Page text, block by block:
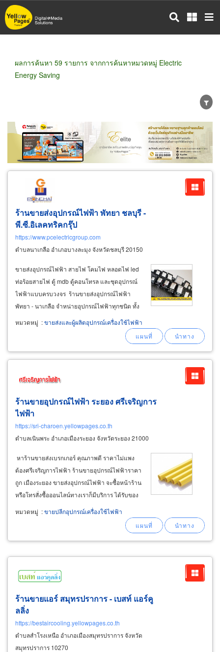
ข้าม
ไป
ผลการค้นหา 59 รายการ จากการค้นหาหมวดหมู่ Electric
Energy Saving
ขายส่ง ขายปลีก ผู้ผลิต
ตัวแทนจัดจำหน่าย
ผู้ส่งออก/นำเข้า
ธุรกิจบริการ
ร้านขายส่งอุปกรณ์ไฟฟ้า พัทยา ชลบุรี -
พี.ซี.อิเลคทริคกรุ๊ป
https://www.pcelectricgroup.com
ตำบลนาเกลือ อำเภอบางละมุง จังหวัดชลบุรี 20150
ขายส่งอุปกรณ์ไฟฟ้า สายไฟ โคมไฟ หลอดไฟ led
ท่อร้อยสายไฟ ตู้ mdb ตู้คอนโทรล และชุดอุปกรณ์
ไฟฟ้าแบบครบวงจร ร้านขายส่งอุปกรณ์ไฟฟ้า
พัทยา - นาเกลือ จำหน่ายอุปกรณ์ไฟฟ้าทุกชนิด ทั้ง
ปลีก - ส่ง ขายเครื่องมือช่างพร้อมอุปกรณ์ตัด
ไฟ รวมถึงหลอดไฟ led เพิ่มแสงสว่าง พร้อมกับราง
หมวดหมู่ :ขายส่งและผู้ผลิตอุปกรณ์เครื่องใช้ไฟฟ้า
ร้านขายอุปกรณ์ไฟฟ้า ระยอง ศรีเจริญการ
ไฟฟ้า
https://sri-charoen.yellowpages.co.th
ตำบลเนินพระ อำเภอเมืองระยอง จังหวัดระยอง 21000
หาร้านขายส่งเบรกเกอร์ คุณภาพดี ราคาไม่แพง
ต้องศรีเจริญการไฟฟ้า ร้านขายอุปกรณ์ไฟฟ้าราคา
ถูก เมืองระยอง ขายส่งอุปกรณ์ไฟฟ้า จะซื้อหน้าร้าน
หรือโทรสั่งซื้อออนไลน์ทางเราก็มีบริการ ได้รับของ
3 - 5 วัน คลายความกังวลในยุคโควิด หมดห่วง ไม่
ต้องเสียเวลาเดินทางอีกต่อไป พิกัดร้าน : ศรีเจริญ
หมวดหมู่ :ขายปลีกอุปกรณ์เครื่องใช้ไฟฟ้า
ร้านขายแอร์ สมุทรปราการ - เบสท์ แอร์คู
ลลิ่ง
https://bestaircooling.yellowpages.co.th
ตำบลสำโรงเหนือ อำเภอเมืองสมุทรปราการ จังหวัด
สมุทรปราการ 10270